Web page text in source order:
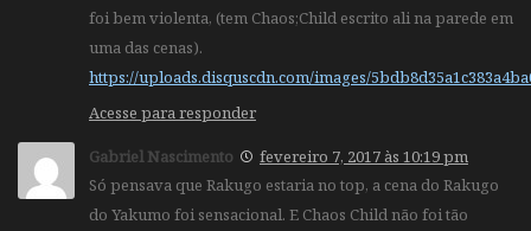
foi bem violenta, (tem Chaos;Child escrito ali na parede em
uma das cenas).
https://uploads.disquscdn.com/images/
Acesse para responder
Gabriel Nascimento
fevereiro 7, 2017 às 10:19 pm
Só pensava que Rakugo estaria no top, a cena do Rakugo
do Yakumo foi sensacional. E Chaos Child não foi tão